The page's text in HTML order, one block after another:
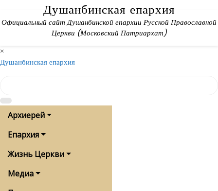
content
Душанбинская епархия
Официальный сайт Душанбинской епархии Русской Православной
Церкви (Московский Патриархат)
×
Душанбинская епархия
Архиерей
Епархия
Жизнь Церкви
Медиа